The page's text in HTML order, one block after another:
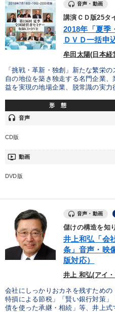
社員が自律的に動き出す組織づく
仕事のスキルと人間力を高める
音声と動画で学ぶ 【6月】
目的別
リーダーの魅力向上 販売力
新事業・新商品づくり
入門篇 いい会社
早わかり
※「更新」を押すと「カテゴリー」「目的別」
local_offer タグから探す
すべての音声・動画（全2076タイト
音声・動画
講演ＣＤ版25タ
2018年「夏季
ＤＶＤ一括申
牟田太陽(日本
「挑戦・革新・独創」新たな繁栄
自の地位を築き独走する名門企業
益を実現の地場企業、脱常識の実力
形 態
headset 音声
CD版
ondemand_video 動画
DVD版
音声・動画
儲けの構造を知
井上和弘「会
条」音声・映
版対応）
井上 和弘(アイ
会社にしっかりおカネを残すための
特損による節税」「賢い銀行対策
債を使った承継・相続」等、井上式